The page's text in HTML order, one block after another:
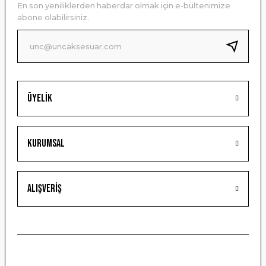
Ürün bilgilerinde hatalar bulunuyor.
Ürün fiyatı diğer sitelerden daha pahalı.
Bu ürüne benzer farklı alternatifler olmalı.
Gönder
Üyelik
Kurumsal
Alışveriş
En son yeniliklerden haberdar olmak için e-bültenimize
abone olabilirsiniz.